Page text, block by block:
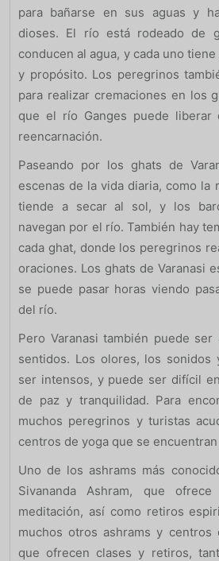
para bañarse en sus aguas y
dioses. El río está rodeado de
conducen al agua, y cada uno
y propósito. Los peregrinos
para realizar cremaciones en los
que el río Ganges puede
reencarnación.
Paseando por los ghats de
escenas de la vida diaria, como la
tiende a secar al sol, y los
navegan por el río. También hay
cada ghat, donde los peregrinos
oraciones. Los ghats de Varanasi
se puede pasar horas viendo
del río.
Pero Varanasi también puede ser
sentidos. Los olores, los sonidos
ser intensos, y puede ser difícil
de paz y tranquilidad. Para
muchos peregrinos y turistas
centros de yoga que se
Uno de los ashrams más
Sivananda Ashram, que
meditación, así como retiros
muchos otros ashrams y centros
que ofrecen clases y retiros,